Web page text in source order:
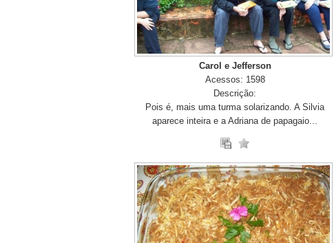
Carol e Jefferson
Acessos: 1598
Descrição:
Pois é, mais uma turma solarizando. A Silvia
aparece inteira e a Adriana de papagaio...